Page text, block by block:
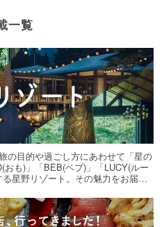
一覧
の目的や過ごし方にあわせて「星の
も)」「BEB(ベブ)」「LUCY(ルー
星野リゾート。その魅力をお届け